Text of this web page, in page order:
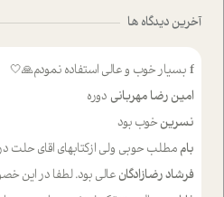
آخرین دیدگاه ها
f بسیار خوب و عالی استفاده نمودم🙏🤍
امین رضا مهربانی دوره
نسرینخوب بود
بام مطلب حوبی ولی ازکتابهای اقای حلت درکافه بازاریا مایکت میزاشتن رایگان خوب بود ولی هرکدام خلاصه شده ش تومجله از طریق سایت
فرشاد رضازادگان عالی بود. لطفا در این خصوص